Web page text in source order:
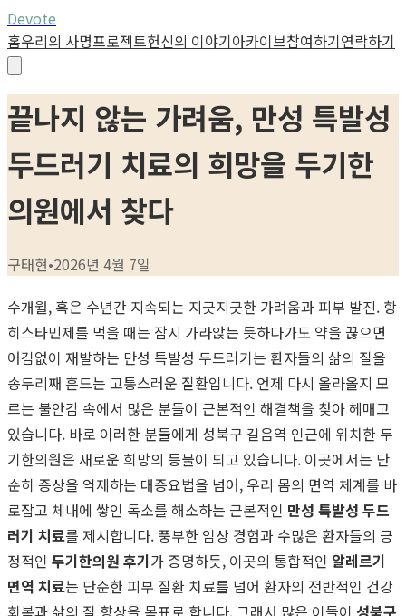
Devote
홈우리의 사명프로젝트헌신의 이야기아카이브참여하기연락하기
끝나지 않는 가려움, 만성 특발성
두드러기 치료의 희망을 두기한
의원에서 찾다
구태현•2026년 4월 7일
수개월, 혹은 수년간 지속되는 지긋지긋한 가려움과 피부 발진. 항
히스타민제를 먹을 때는 잠시 가라앉는 듯하다가도 약을 끊으면
어김없이 재발하는 만성 특발성 두드러기는 환자들의 삶의 질을
송두리째 흔드는 고통스러운 질환입니다. 언제 다시 올라올지 모
르는 불안감 속에서 많은 분들이 근본적인 해결책을 찾아 헤매고
있습니다. 바로 이러한 분들에게 성북구 길음역 인근에 위치한 두
기한의원은 새로운 희망의 등불이 되고 있습니다. 이곳에서는 단
순히 증상을 억제하는 대증요법을 넘어, 우리 몸의 면역 체계를 바
로잡고 체내에 쌓인 독소를 해소하는 근본적인 만성 특발성 두드
러기 치료를 제시합니다. 풍부한 임상 경험과 수많은 환자들의 긍
정적인 두기한의원 후기가 증명하듯, 이곳의 통합적인 알레르기
면역 치료는 단순한 피부 질환 치료를 넘어 환자의 전반적인 건강
회복과 삶의 질 향상을 목표로 합니다. 그래서 많은 이들이 성북구